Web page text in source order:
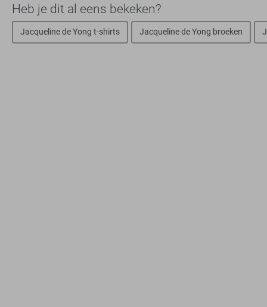
Heb je dit al eens bekeken?
Jacqueline de Yong t-shirts Jacqueline de Yong broeken